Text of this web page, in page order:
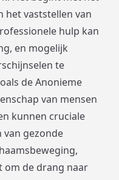
het vaststellen van
hulp kan
en mogelijk
te
de Anonieme
van mensen
kunnen cruciale
gezonde
om de drang naar